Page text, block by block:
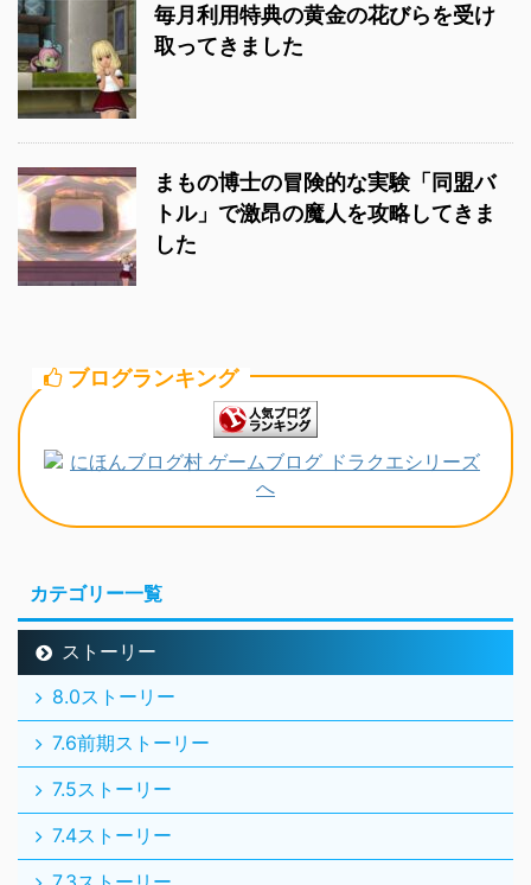
毎月利用特典の黄金の花びらを受け
取ってきました
まもの博士の冒険的な実験「同盟バ
トル」で激昂の魔人を攻略してきま
した
ブログランキング
カテゴリー一覧
ストーリー
8.0ストーリー
7.6前期ストーリー
7.5ストーリー
7.4ストーリー